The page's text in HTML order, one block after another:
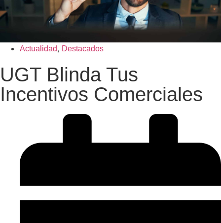
Actualidad, Destacados
UGT Blinda Tus
Incentivos Comerciales